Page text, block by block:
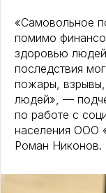
«Самовольное
помимо
здоровью
последствия
пожары, взрывы,
людей», —
по работе с
населения ООО
Роман Никонов.